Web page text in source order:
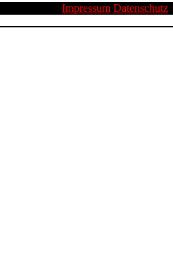
Impressum Datenschutz